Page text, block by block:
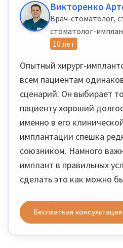
Викторенко
Врач-стоматолог,
стоматолог-
10 лет
Опытный хирург-
всем пациентам
сценарий. Он выбирает
пациенту хороший
именно в его
имплантации спешка
союзником. Намного
имплант в правильных
сделать это как можно
Бесплатная консультация